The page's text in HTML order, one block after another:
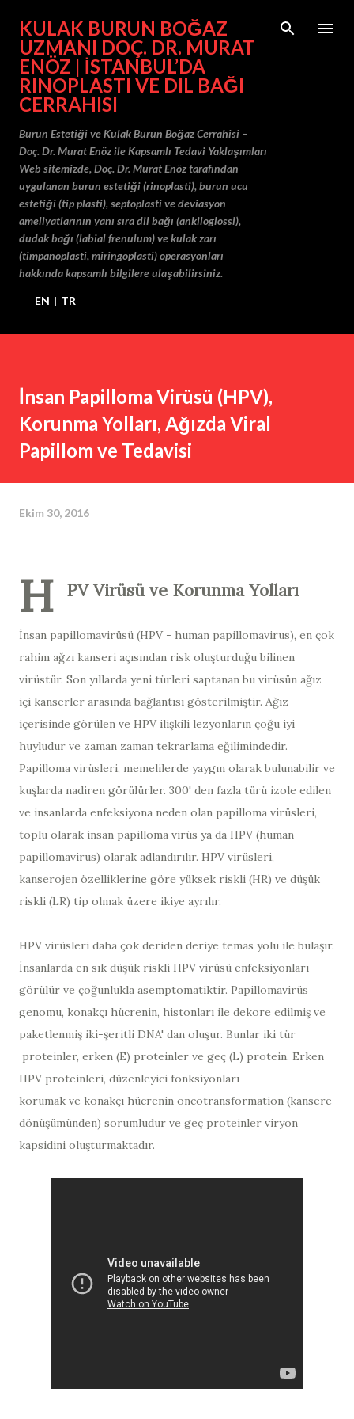
Ana içeriğe atla
KULAK BURUN BOĞAZ
UZMANI DOÇ. DR. MURAT
ENÖZ | İSTANBUL’DA
RINOPLASTI VE DIL BAĞI
CERRAHISI
Burun Estetiği ve Kulak Burun Boğaz Cerrahisi –
Doç. Dr. Murat Enöz ile Kapsamlı Tedavi Yaklaşımları
Web sitemizde, Doç. Dr. Murat Enöz tarafından
uygulanan burun estetiği (rinoplasti), burun ucu
estetiği (tip plasti), septoplasti ve deviasyon
ameliyatlarının yanı sıra dil bağı (ankiloglossi),
dudak bağı (labial frenulum) ve kulak zarı
(timpanoplasti, miringoplasti) operasyonları
hakkında kapsamlı bilgilere ulaşabilirsiniz.
EN | TR
İnsan Papilloma Virüsü (HPV),
Korunma Yolları, Ağızda Viral
Papillom ve Tedavisi
Ekim 30, 2016
H PV Virüsü ve Korunma Yolları
İnsan papillomavirüsü (HPV - human papillomavirus​), en çok
rahim ağzı kanseri açısından risk oluşturduğu bilinen
virüstür. Son yıllarda yeni türleri saptanan bu virüsün ağız
içi kanserler arasında bağlantısı gösterilmiştir. Ağız
içerisinde görülen ve HPV ilişkili lezyonların çoğu iyi
huyludur ve zaman zaman tekrarlama eğilimindedir.
Papilloma virüsleri, memelilerde yaygın olarak bulunabilir ve
kuşlarda nadiren görülürler. 300' den fazla türü izole edilen
ve insanlarda enfeksiyona neden olan papilloma virüsleri,
toplu olarak insan papilloma virüs ya da HPV (human
papillomavirus​) olarak adlandırılır. HPV virüsleri,
kanserojen özelliklerine göre yüksek riskli (HR) ve düşük
riskli (LR) tip olmak üzere ikiye ayrılır.
HPV virüsleri daha çok deriden deriye temas yolu ile bulaşır.
İnsanlarda en sık düşük riskli HPV virüsü enfeksiyonları
görülür ve çoğunlukla asemptomatiktir. Papillomavirüs
genomu, konakçı hücrenin, histonları ile dekore edilmiş ve
paketlenmiş iki-şeritli DNA' dan oluşur. Bunlar iki tür
proteinler, erken (E) proteinler ve geç (L) protein. Erken
HPV proteinleri, düzenleyici fonksiyonları
korumak ve konakçı hücrenin oncotransformation (kansere
dönüşümünden) sorumludur ve geç proteinler viryon
kapsidini oluşturmaktadır.